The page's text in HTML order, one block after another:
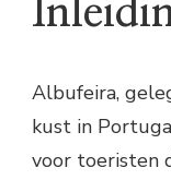
Albufeira,
kust in
voor toeristen